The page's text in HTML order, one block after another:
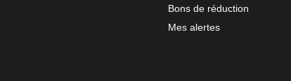
Bons de réduction
Mes alertes